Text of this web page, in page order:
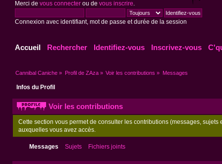
Merci de vous connecterou de vous inscrire
Connexion avec identifiant, mot de passe et durée de la session
Accueil Rechercher Identifiez-vous Inscrivez-vous
Cannibal Caniche » Profil de ZAza» Voir les contributions » Messages
Infos du Profil
Voir les contributions
Cette section vous permet de consulter les contributions (messages,
auxquelles vous avez accès.
Messages Sujets Fichiers joints